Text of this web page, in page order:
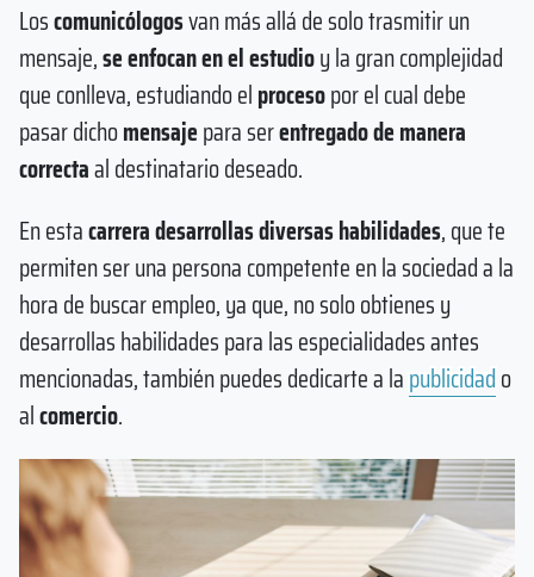
Loscomunicólogosvan más allá de solo trasmitir un
mensaje,se enfocan en el estudioy la gran complejidad
que conlleva, estudiando elprocesopor el cual debe
pasar dichomensajepara serentregado de manera
correctaal destinatario deseado.
En estacarrera desarrollas diversas habilidades, que te
permiten ser una persona competente en la sociedad a la
hora de buscar empleo, ya que, no solo obtienes y
desarrollas habilidades para las especialidades antes
mencionadas, también puedes dedicarte a lapublicidado
alcomercio.